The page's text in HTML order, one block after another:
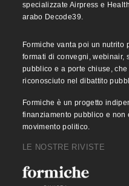
specializzate Airpress e
arabo Decode39.
Formiche vanta poi un nutrito
formati di convegni, webinair,
pubblico e a porte chiuse,
riconosciuto nel dibattito
Formiche è un progetto
finanziamento pubblico e non
movimento politico.
LE NOSTRE RIVISTE